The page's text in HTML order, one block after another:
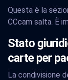
Questa è la
CCcam salta. È
Stato
carte per
La condivisione